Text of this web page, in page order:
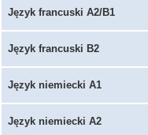
Język francuski A2/B1
Język francuski B2
Język niemiecki A1
Język niemiecki A2